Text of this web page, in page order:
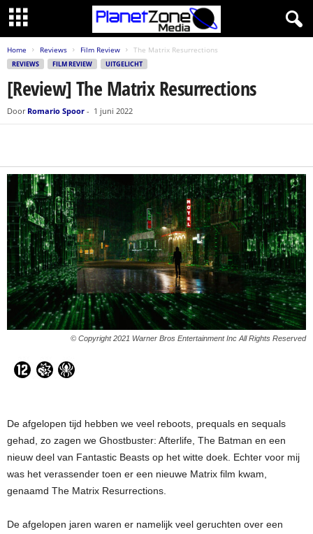
Home Reviews Film Review The Matrix Resurrections
REVIEWS FILM REVIEW UITGELICHT
[Review] The Matrix Resurrections
Door Romario Spoor - 1 juni 2022
© Copyright 2021 Warner Bros Entertainment Inc All Rights Reserved
De afgelopen tijd hebben we veel reboots, prequals en sequals
gehad, zo zagen we Ghostbuster: Afterlife, The Batman en een
nieuw deel van Fantastic Beasts op het witte doek. Echter voor mij
was het verassender toen er een nieuwe Matrix film kwam,
genaamd The Matrix Resurrections.
De afgelopen jaren waren er namelijk veel geruchten over een